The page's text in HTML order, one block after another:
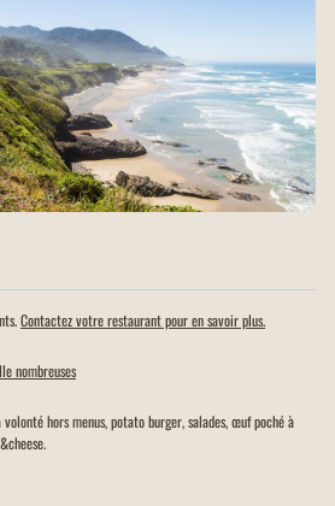
Contactez votre restaurant pour en savoir plus.
nombreuses
hors menus, potato burger, salades, œuf poché à